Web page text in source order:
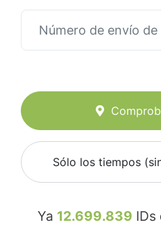
Sólo los tiempos
Ya 12.699.839 IDs